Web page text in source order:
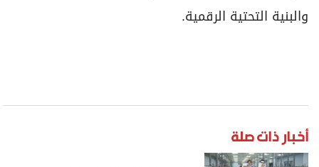
والبنية التحتية الرقمية.
أخبار ذات صلة